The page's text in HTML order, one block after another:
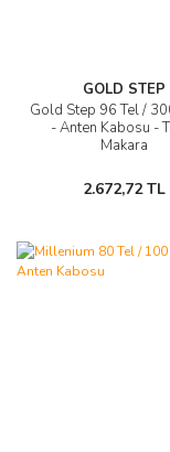
GOLD STEP
Gold Step 96 Tel /
- Anten Kabosu -
Makara
2.672,72 TL